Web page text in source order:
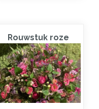
Rouwstuk roze